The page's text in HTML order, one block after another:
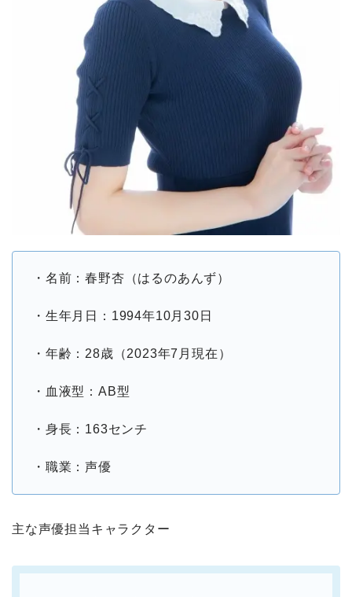
・名前：春野杏（はるのあんず）
・生年月日：1994年10月30日
・年齢：28歳（2023年7月現在）
・血液型：AB型
・身長：163センチ
・職業：声優
主な声優担当キャラクター